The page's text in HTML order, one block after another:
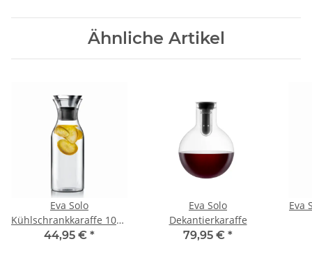
Ähnliche Artikel
Eva Solo
Kühlschrankkaraffe 1000
ml
44,95 € *
Eva Solo
Dekantierkaraffe
79,95 € *
Eva